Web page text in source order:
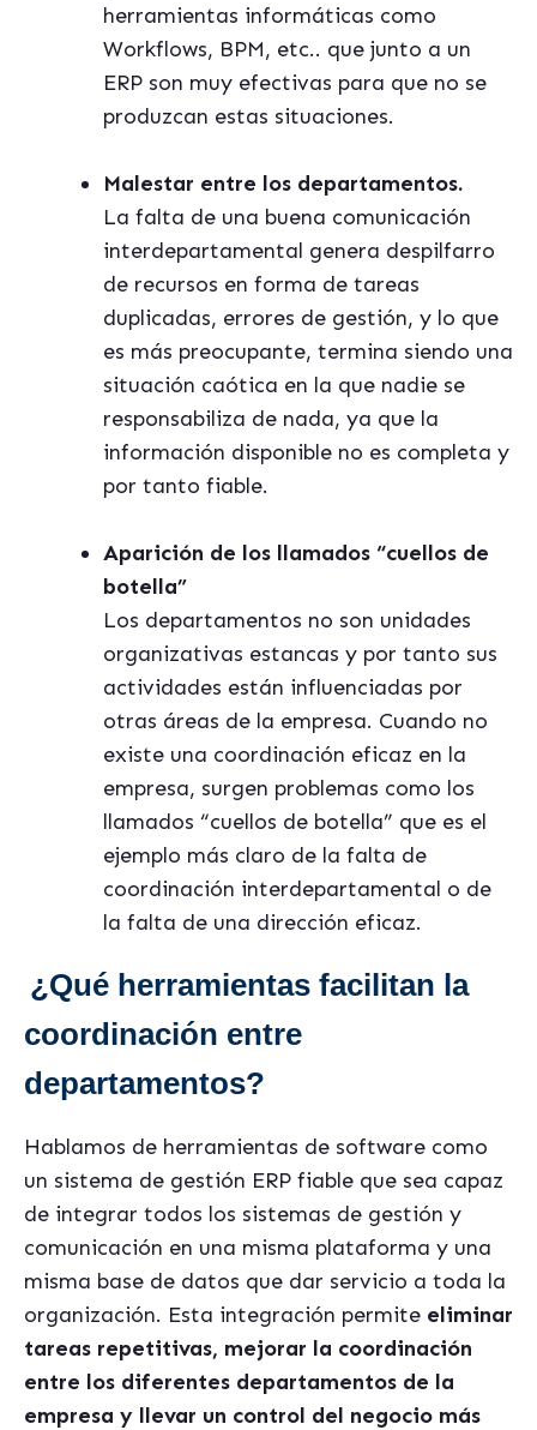
herramientas informáticas como
Workflows, BPM, etc.. que junto a un
ERP son muy efectivas para que no se
produzcan estas situaciones.
Malestar entre los departamentos.
La falta de una buena comunicación
interdepartamental genera despilfarro
de recursos en forma de tareas
duplicadas, errores de gestión, y lo que
es más preocupante, termina siendo una
situación caótica en la que nadie se
responsabiliza de nada, ya que la
información disponible no es completa y
por tanto fiable.
Aparición de los llamados “cuellos de
botella”
Los departamentos no son unidades
organizativas estancas y por tanto sus
actividades están influenciadas por
otras áreas de la empresa. Cuando no
existe una coordinación eficaz en la
empresa, surgen problemas como los
llamados “cuellos de botella” que es el
ejemplo más claro de la falta de
coordinación interdepartamental o de
la falta de una dirección eficaz.
¿Qué herramientas facilitan la
coordinación entre
departamentos?
Hablamos de herramientas de software como
un sistema de gestión ERP fiable que sea capaz
de integrar todos los sistemas de gestión y
comunicación en una misma plataforma y una
misma base de datos que dar servicio a toda la
organización. Esta integración permite eliminar
tareas repetitivas, mejorar la coordinación
entre los diferentes departamentos de la
empresa y llevar un control del negocio más